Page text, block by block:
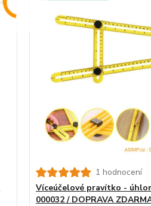
1 hodnocení
Víceúčelové pravítko -
000032 / DOPRAVA